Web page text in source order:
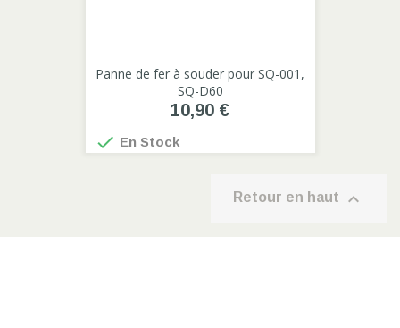
Panne de fer à souder pour SQ-001,
SQ-D60
10,90 €
 En Stock
Retour en haut 